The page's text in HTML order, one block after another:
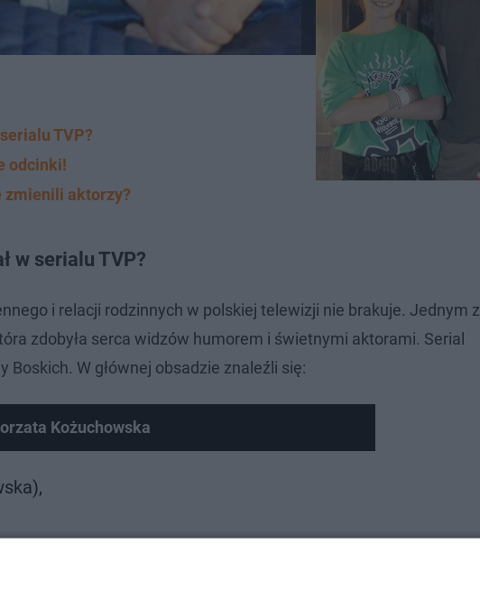
TVP?
odcinki!
zmienili aktorzy?
w serialu TVP?
i relacji rodzinnych w polskiej telewizji nie brakuje. Jednym z
zdobyła serca widzów humorem i świetnymi aktorami. Serial
W głównej obsadzie znaleźli się:
Kożuchowska